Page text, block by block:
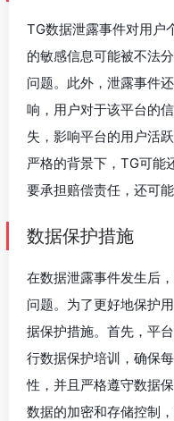
TG数据泄露事件对用户
的敏感信息可能被不法
问题。此外，泄露事件
响，用户对于该平台的
失，影响平台的用户活
严格的背景下，TG可能
要承担赔偿责任，还可
数据保护措施
在数据泄露事件发生后
问题。为了更好地保护
据保护措施。首先，平
行数据保护培训，确保
性，并且严格遵守数据
数据的加密和存储控制